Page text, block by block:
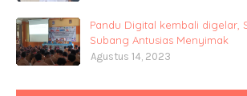
Pandu Digital kembali digelar,
Subang Antusias Menyimak
Agustus 14, 2023